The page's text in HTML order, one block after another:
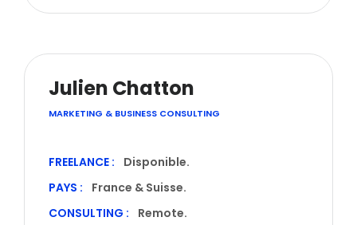
Julien Chatton
MARKETING & BUSINESS CONSULTING
FREELANCE :
Disponible.
PAYS :
France & Suisse.
CONSULTING :
Remote.